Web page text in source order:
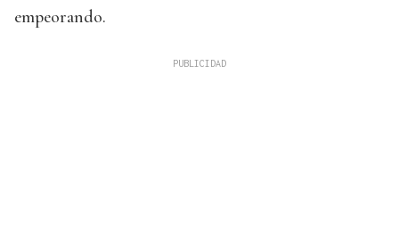
empeorando.